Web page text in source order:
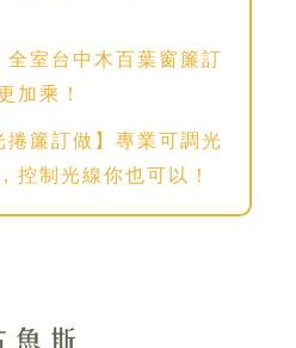
全室台中木百葉窗簾訂
加乘！
捲簾訂做】專業可調光
控制光線你也可以！